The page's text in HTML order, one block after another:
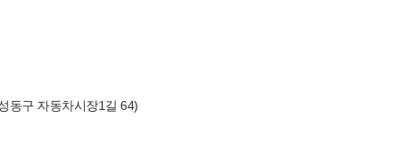
동구 자동차시장1길 64)